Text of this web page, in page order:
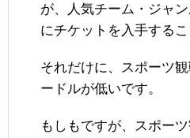
が、人気チーム・ジャ
にチケットを入手するこ
それだけに、スポーツ
ードルが低いです。
もしもですが、スポー